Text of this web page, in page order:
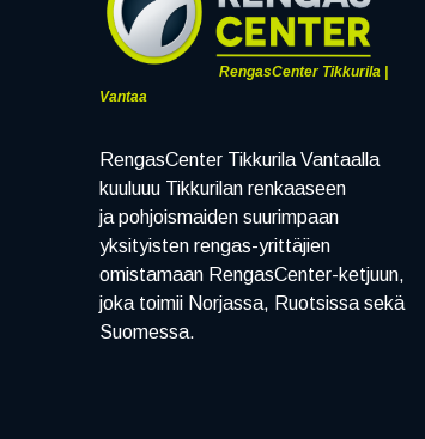
RengasCenter Tikkurila |
Vantaa
RengasCenter Tikkurila Vantaalla
kuuluuu Tikkurilan renkaaseen
ja pohjoismaiden suurimpaan
yksityisten rengas-yrittäjien
omistamaan RengasCenter-ketjuun,
joka toimii Norjassa, Ruotsissa sekä
Suomessa.